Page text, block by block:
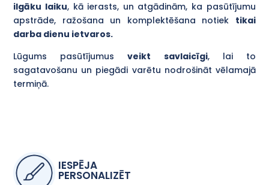
ilgāku laiku, kā ierasts, un atgādinām, ka pasūtījumu
apstrāde, ražošana un komplektēšana notiek tikai
darba dienu ietvaros.
Lūgums pasūtījumusveikt savlaicīgi, lai to
sagatavošanu un piegādi varētu nodrošināt vēlamajā
termiņā.
IESPĒJA
PERSONALIZĒT